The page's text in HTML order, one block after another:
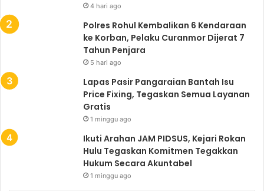
4 hari ago
Polres Rohul Kembalikan 6 Kendaraan
ke Korban, Pelaku Curanmor Dijerat 7
Tahun Penjara
5 hari ago
Lapas Pasir Pangaraian Bantah Isu
Price Fixing, Tegaskan Semua Layanan
Gratis
1 minggu ago
Ikuti Arahan JAM PIDSUS, Kejari Rokan
Hulu Tegaskan Komitmen Tegakkan
Hukum Secara Akuntabel
1 minggu ago